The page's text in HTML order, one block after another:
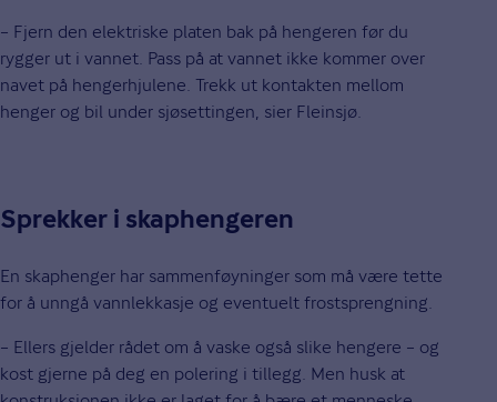
– Fjern den elektriske platen bak på hengeren før du
rygger ut i vannet. Pass på at vannet ikke kommer over
navet på hengerhjulene. Trekk ut kontakten mellom
henger og bil under sjøsettingen, sier Fleinsjø.
Sprekker i skaphengeren
En skaphenger har sammenføyninger som må være tette
for å unngå vannlekkasje og eventuelt frostsprengning.
– Ellers gjelder rådet om å vaske også slike hengere – og
kost gjerne på deg en polering i tillegg. Men husk at